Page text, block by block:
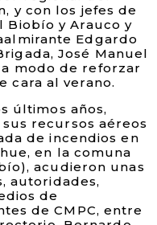
y con los jefes de
Biobío y Arauco y
Edgardo
José Manuel
modo de reforzar
cara al verano.
últimos años,
recursos aéreos
de incendios en
en la comuna
acudieron unas
autoridades,
de
de CMPC, entre